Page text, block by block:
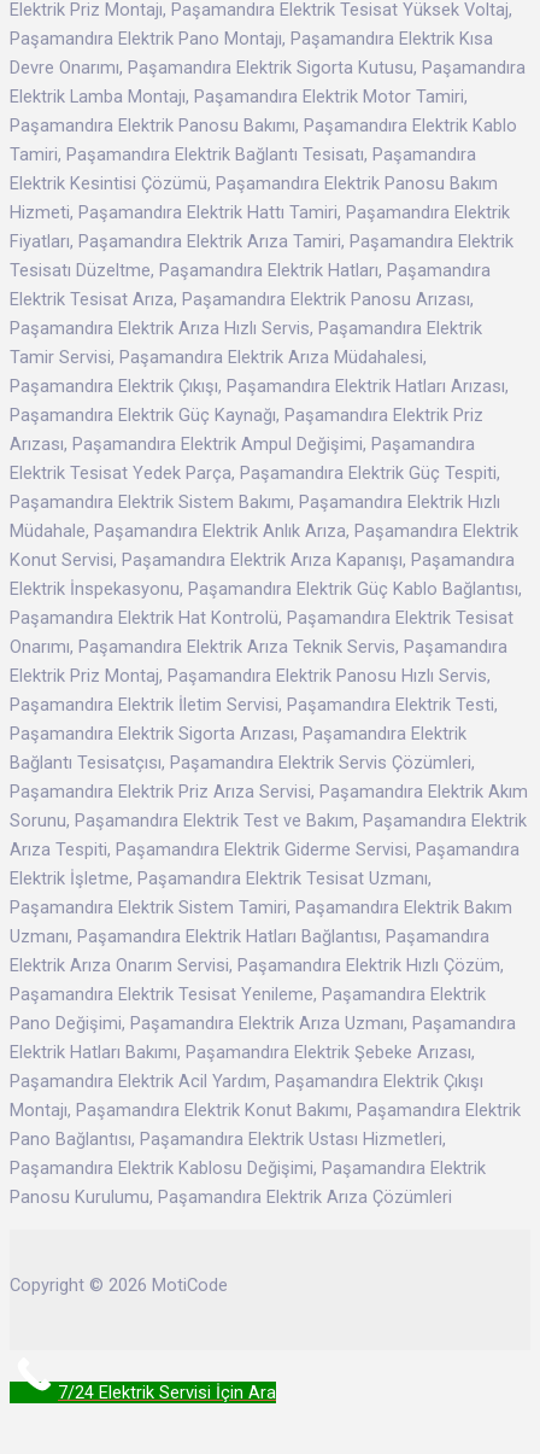
Elektrik Priz Montajı, Paşamandıra Elektrik Tesisat Yüksek Voltaj,
Paşamandıra Elektrik Pano Montajı, Paşamandıra Elektrik Kısa
Devre Onarımı, Paşamandıra Elektrik Sigorta Kutusu, Paşamandıra
Elektrik Lamba Montajı, Paşamandıra Elektrik Motor Tamiri,
Paşamandıra Elektrik Panosu Bakımı, Paşamandıra Elektrik Kablo
Tamiri, Paşamandıra Elektrik Bağlantı Tesisatı, Paşamandıra
Elektrik Kesintisi Çözümü, Paşamandıra Elektrik Panosu Bakım
Hizmeti, Paşamandıra Elektrik Hattı Tamiri, Paşamandıra Elektrik
Fiyatları, Paşamandıra Elektrik Arıza Tamiri, Paşamandıra Elektrik
Tesisatı Düzeltme, Paşamandıra Elektrik Hatları, Paşamandıra
Elektrik Tesisat Arıza, Paşamandıra Elektrik Panosu Arızası,
Paşamandıra Elektrik Arıza Hızlı Servis, Paşamandıra Elektrik
Tamir Servisi, Paşamandıra Elektrik Arıza Müdahalesi,
Paşamandıra Elektrik Çıkışı, Paşamandıra Elektrik Hatları Arızası,
Paşamandıra Elektrik Güç Kaynağı, Paşamandıra Elektrik Priz
Arızası, Paşamandıra Elektrik Ampul Değişimi, Paşamandıra
Elektrik Tesisat Yedek Parça, Paşamandıra Elektrik Güç Tespiti,
Paşamandıra Elektrik Sistem Bakımı, Paşamandıra Elektrik Hızlı
Müdahale, Paşamandıra Elektrik Anlık Arıza, Paşamandıra Elektrik
Konut Servisi, Paşamandıra Elektrik Arıza Kapanışı, Paşamandıra
Elektrik İnspekasyonu, Paşamandıra Elektrik Güç Kablo Bağlantısı,
Paşamandıra Elektrik Hat Kontrolü, Paşamandıra Elektrik Tesisat
Onarımı, Paşamandıra Elektrik Arıza Teknik Servis, Paşamandıra
Elektrik Priz Montaj, Paşamandıra Elektrik Panosu Hızlı Servis,
Paşamandıra Elektrik İletim Servisi, Paşamandıra Elektrik Testi,
Paşamandıra Elektrik Sigorta Arızası, Paşamandıra Elektrik
Bağlantı Tesisatçısı, Paşamandıra Elektrik Servis Çözümleri,
Paşamandıra Elektrik Priz Arıza Servisi, Paşamandıra Elektrik Akım
Sorunu, Paşamandıra Elektrik Test ve Bakım, Paşamandıra Elektrik
Arıza Tespiti, Paşamandıra Elektrik Giderme Servisi, Paşamandıra
Elektrik İşletme, Paşamandıra Elektrik Tesisat Uzmanı,
Paşamandıra Elektrik Sistem Tamiri, Paşamandıra Elektrik Bakım
Uzmanı, Paşamandıra Elektrik Hatları Bağlantısı, Paşamandıra
Elektrik Arıza Onarım Servisi, Paşamandıra Elektrik Hızlı Çözüm,
Paşamandıra Elektrik Tesisat Yenileme, Paşamandıra Elektrik
Pano Değişimi, Paşamandıra Elektrik Arıza Uzmanı, Paşamandıra
Elektrik Hatları Bakımı, Paşamandıra Elektrik Şebeke Arızası,
Paşamandıra Elektrik Acil Yardım, Paşamandıra Elektrik Çıkışı
Montajı, Paşamandıra Elektrik Konut Bakımı, Paşamandıra Elektrik
Pano Bağlantısı, Paşamandıra Elektrik Ustası Hizmetleri,
Paşamandıra Elektrik Kablosu Değişimi, Paşamandıra Elektrik
Panosu Kurulumu, Paşamandıra Elektrik Arıza Çözümleri
Copyright © 2026 MotiCode
7/24 Elektrik Servisi İçin Ara